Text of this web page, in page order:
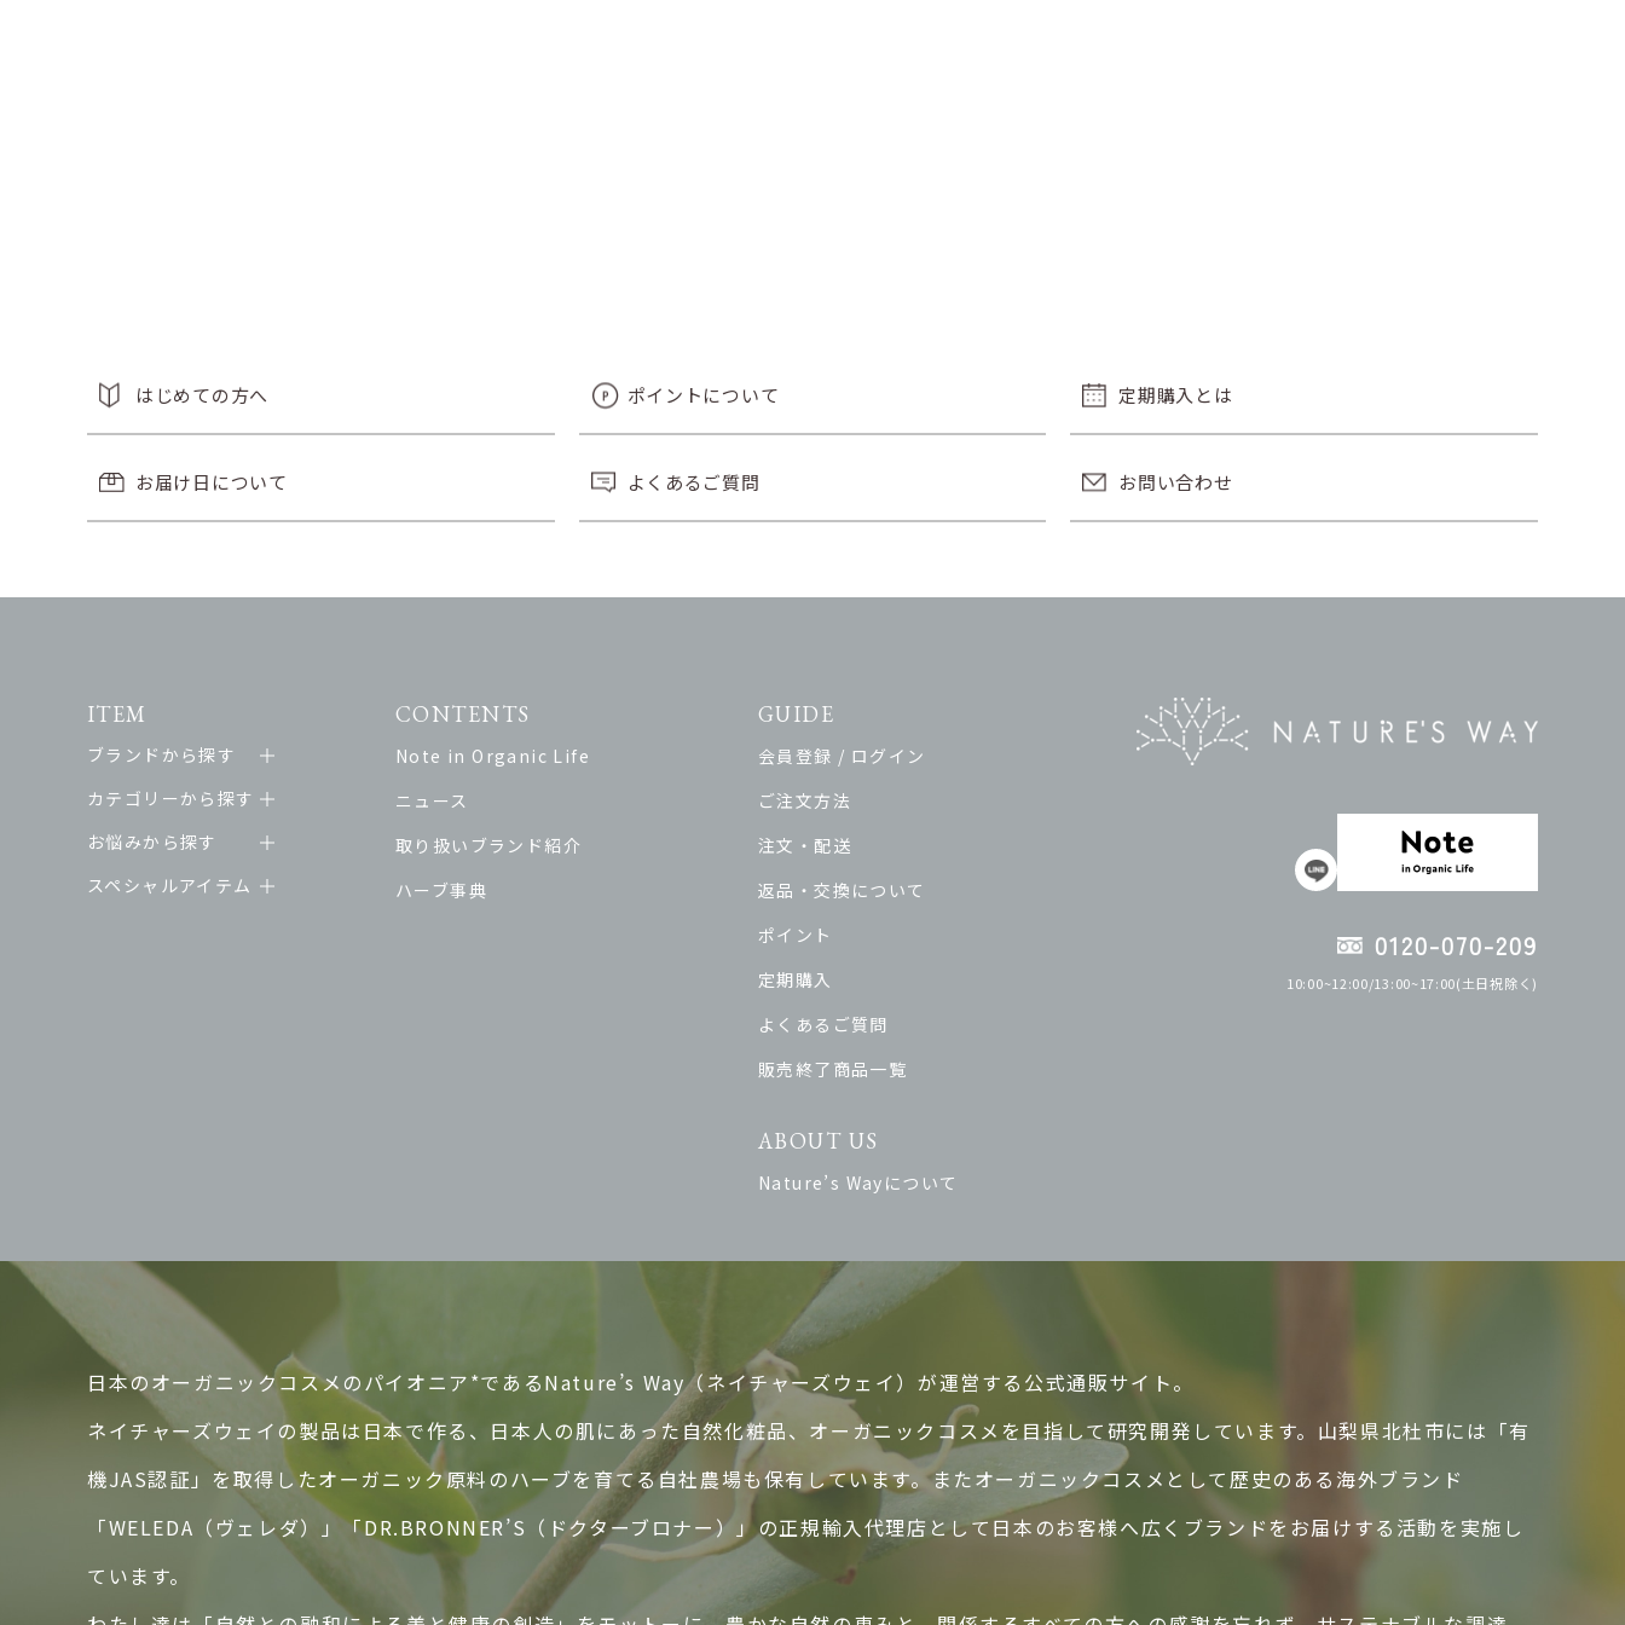
はじめての方へ ポイントについて 定期購入とは
お届け日について よくあるご質問 お問い合わせ
ITEM
ブランドから探す
カテゴリーから探す
お悩みから探す
スペシャルアイテム
CONTENTS
Note in Organic Life
ニュース
取り扱いブランド紹介
ハーブ事典
GUIDE
会員登録 / ログイン
ご注文方法
注文・配送
返品・交換について
ポイント
定期購入
よくあるご質問
販売終了商品一覧
ABOUT US
Nature’s Wayについて
0120-070-209
10:00~12:00/13:00~17:00(土日祝除く)
日本のオーガニックコスメのパイオニア*であるNature’s Way（ネイチャーズウェイ）が運営する公式通販サイト。
ネイチャーズウェイの製品は日本で作る、日本人の肌にあった自然化粧品、オーガニックコスメを目指して研究開発しています。山梨県北杜市には「有
機JAS認証」を取得したオーガニック原料のハーブを育てる自社農場も保有しています。またオーガニックコスメとして歴史のある海外ブランド
「WELEDA（ヴェレダ）」「DR.BRONNER’S（ドクターブロナー）」の正規輸入代理店として日本のお客様へ広くブランドをお届けする活動を実施し
ています。